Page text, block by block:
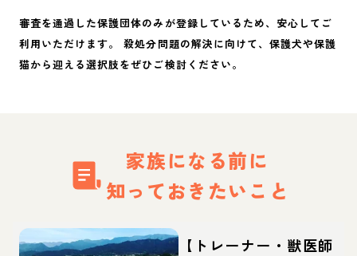
審査を通過した保護団体のみが登録しているため、安心してご
利用いただけます。 殺処分問題の解決に向けて、保護犬や保護
猫から迎える選択肢をぜひご検討ください。
家族になる前に
知っておきたいこと
【トレーナー・獣医師